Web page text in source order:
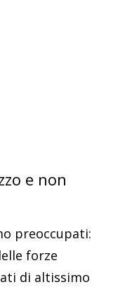
e non
preoccupati:
forze
di altissimo